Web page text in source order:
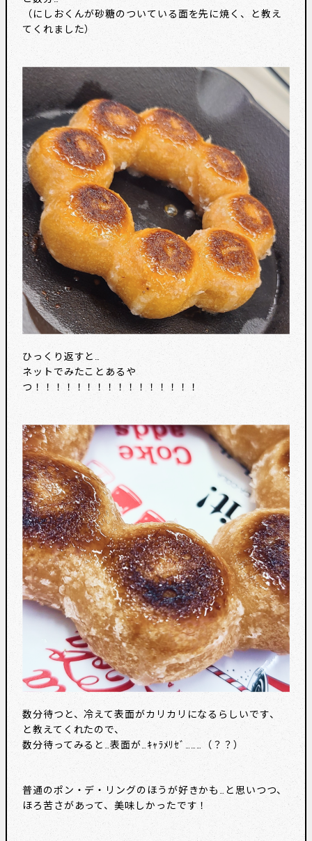
（にしおくんが砂糖のついている面を先に焼く、と教え
てくれました）
ひっくり返すと…
ネットでみたことあるや
つ！！！！！！！！！！！！！！！！
数分待つと、冷えて表面がカリカリになるらしいです、
と教えてくれたので、
数分待ってみると…表面が…ｷｬﾗﾒﾘｾﾞ………（？？）
普通のポン・デ・リングのほうが好きかも…と思いつつ、
ほろ苦さがあって、美味しかったです！